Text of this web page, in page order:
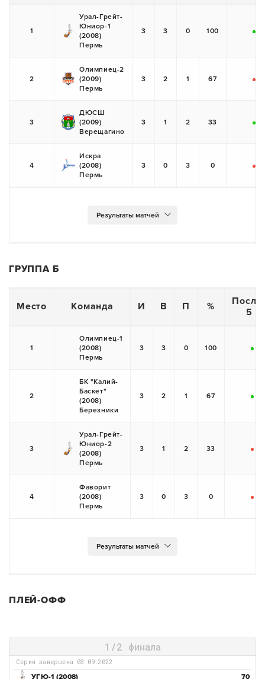
1
Урал-Грейт-
Юниор-1
(2008)
Пермь
3 3 0 100
+
2
Олимпиец-2
(2009)
Пермь
3 2 1 67
-
3
ДЮСШ
(2009)
Верещагино
3 1 2 33
+
4
Искра
(2008)
Пермь
3 0 3 0
-
ГРУППА Б
Место Команда И В П %
5
1
Олимпиец-1
(2008)
Пермь
3 3 0 100
+
2
БК "Калий-
Баскет"
(2008)
Березники
3 2 1 67
+
3
Урал-Грейт-
Юниор-2
(2008)
Пермь
3 1 2 33
-
4
Фаворит
(2008)
Пермь
3 0 3 0
-
ПЛЕЙ-ОФФ
1/2 финала
Серия завершена 03.09.2022
УГЮ-1 (2008)
70